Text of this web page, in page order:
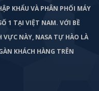
KHẨU VÀ PHÂN PHỐI MÁY
1 TẠI VIỆT NAM. VỚI BỀ
VỰC NÀY, NASA TỰ HÀO LÀ
KHÁCH HÀNG TRÊN